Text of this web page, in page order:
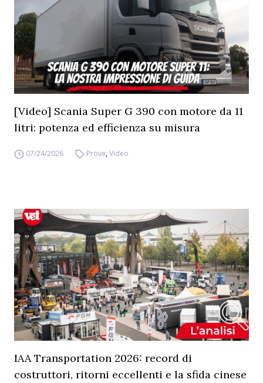
[Video] Scania Super G 390 con motore da 11
litri: potenza ed efficienza su misura
07/24/2026 Prove,Video
IAA Transportation 2026: record di
costruttori, ritorni eccellenti e la sfida cinese